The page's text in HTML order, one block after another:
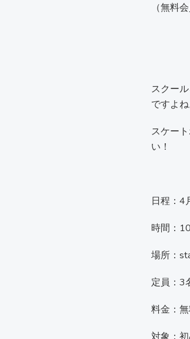
（無料
スクー
ですよね
スケー
い！
日程：4
時間：
場所：
定員：3
料金：